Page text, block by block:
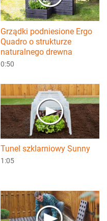
Grządki podniesione Ergo
Quadro o strukturze
naturalnego drewna
0:50
Tunel szklarniowy Sunny
1:05